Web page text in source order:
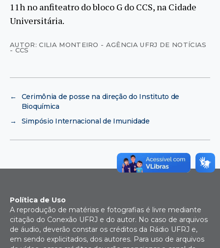
11h no anfiteatro do bloco G do CCS, na Cidade
Universitária.
AUTOR: CILIA MONTEIRO - AGÊNCIA UFRJ DE NOTÍCIAS
- CCS
←
Cerimônia de posse na direção do Instituto de
Bioquímica
→
Simpósio Internacional de Imunidade
Política de Uso
A reprodução de matérias e fotografias é livre mediante
citação do Conexão UFRJ e do autor. No caso de arquivos
de áudio, deverão constar os créditos da Rádio UFRJ e,
em sendo explicitados, dos autores. Para uso de arquivos